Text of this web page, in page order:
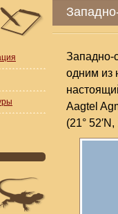
Западно-
одним из
Aagtel
(21° 52′N,